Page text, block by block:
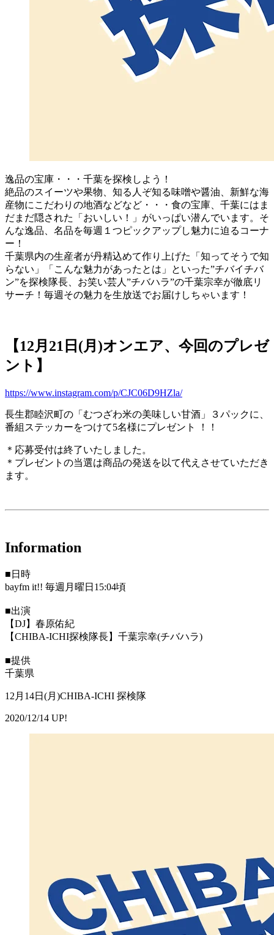
逸品の宝庫・・・千葉を探検しよう！
絶品のスイーツや果物、知る人ぞ知る味噌や醤油、新鮮な海
産物にこだわりの地酒などなど・・・食の宝庫、千葉にはま
だまだ隠された「おいしい！」がいっぱい潜んでいます。そ
んな逸品、名品を毎週１つピックアップし魅力に迫るコーナ
ー！
千葉県内の生産者が丹精込めて作り上げた「知ってそうで知
らない」「こんな魅力があったとは」といった”チバイチバ
ン”を探検隊長、お笑い芸人”チバハラ”の千葉宗幸が徹底リ
サーチ！毎週その魅力を生放送でお届けしちゃいます！
【12月21日(月)オンエア、今回のプレゼ
ント】
https://www.instagram.com/p/CJC06D9HZla/
長生郡睦沢町の「むつざわ米の美味しい甘酒」３パックに、
番組ステッカーをつけて5名様にプレゼント ！！
＊応募受付は終了いたしました。
＊プレゼントの当選は商品の発送を以て代えさせていただき
ます。
Information
■日時
bayfm it!! 毎週月曜日15:04頃
■出演
【DJ】春原佑紀
【CHIBA-ICHI探検隊長】千葉宗幸(チバハラ)
■提供
千葉県
12月14日(月)CHIBA-ICHI 探検隊
2020/12/14 UP!